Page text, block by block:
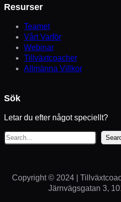
Resurser
Teamet
Vårt Varför
Webinar
Tillväxtcoacher
Allmänna Villkor
Sök
Letar du efter något speciellt?
S
ö
Copyright © 2024 |
Järnvägsgatan 3,